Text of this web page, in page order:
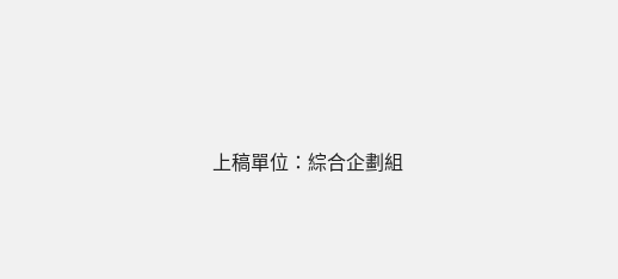
上稿單位：綜合企劃組